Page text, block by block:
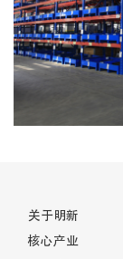
关于明新
核心产业